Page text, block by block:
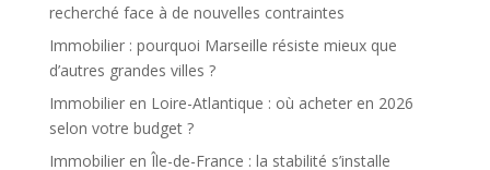
recherché face à de nouvelles contraintes
Immobilier : pourquoi Marseille résiste mieux que
d’autres grandes villes ?
Immobilier en Loire-Atlantique : où acheter en 2026
selon votre budget ?
Immobilier en Île-de-France : la stabilité s’installe